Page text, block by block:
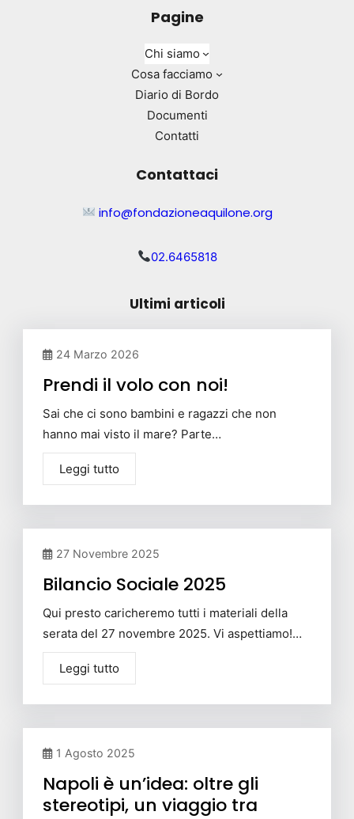
Pagine
Chi siamo
Cosa facciamo
Diario di Bordo
Documenti
Contatti
Contattaci
info@fondazioneaquilone.org
02.6465818
Ultimi articoli
24 Marzo 2026
Prendi il volo con noi!
Sai che ci sono bambini e ragazzi che non
hanno mai visto il mare? Parte…
Leggi tutto
27 Novembre 2025
Bilancio Sociale 2025
Qui presto caricheremo tutti i materiali della
serata del 27 novembre 2025. Vi aspettiamo!…
Leggi tutto
1 Agosto 2025
Napoli è un’idea: oltre gli
stereotipi, un viaggio tra